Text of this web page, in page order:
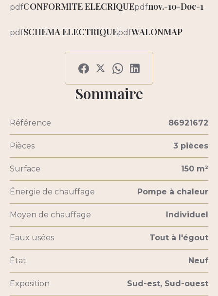
pdfCONFORMITE ELECRIQUEpdfnov.-10-Doc-1
pdfSCHEMA ELECTRIQUEpdfWALONMAP
Sommaire
Référence 86921672
Pièces 3 pièces
Surface 150 m²
Énergie de chauffage Pompe à chaleur
Moyen de chauffage Individuel
Eaux usées Tout à l'égout
État Neuf
Exposition Sud-est, Sud-ouest